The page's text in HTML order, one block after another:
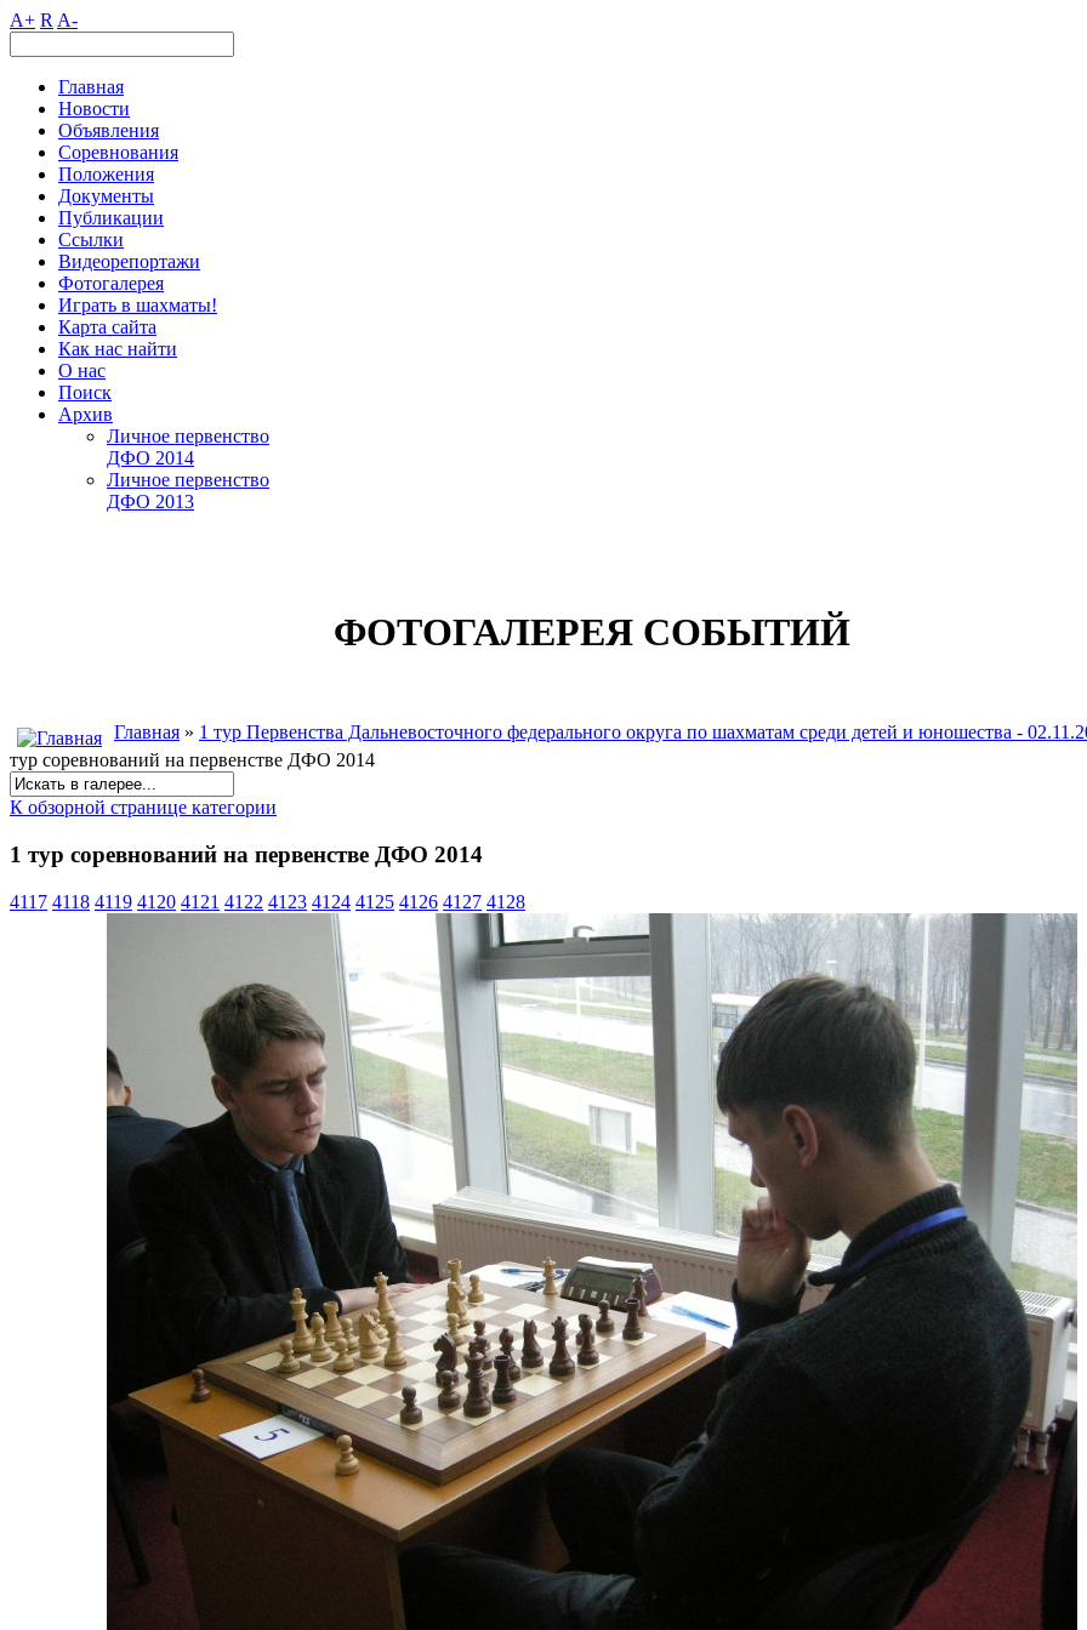
A+ R A-
Главная
Новости
Объявления
Соревнования
Положения
Документы
Публикации
Ссылки
Видеорепортажи
Фотогалерея
Играть в шахматы!
Карта сайта
Как нас найти
О нас
Поиск
Архив
Личное первенство
ДФО 2014
Личное первенство
ДФО 2013
ФОТОГАЛЕРЕЯ СОБЫТИЙ
Главная » 1 тур Первенства Дальневосточного федерального округа по шахматам среди детей и юношества -
тур соревнований на первенстве ДФО 2014
К обзорной странице категории
1 тур соревнований на первенстве ДФО 2014
4117 4118 4119 4120 4121 4122 4123 4124 4125 4126 4127 4128